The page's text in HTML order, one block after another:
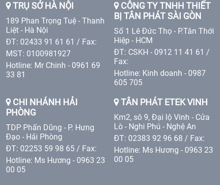
TRỤ SỞ HÀ NỘI
189 Phan Trọng Tuệ - Thanh
Liệt - Hà Nội
ĐT: 02433 91 61 61 / Fax:
MST: 0100981927
Hotline: Mr Chinh - 0961 69
33 81
CÔNG TY TNHH THIẾT
BỊ TÂN PHÁT SÀI GÒN
Số 1 Lê Đức Thọ - P.Tân Thới
Hiệp - HCM
ĐT: CSKH - 0912 11 41 61 /
Fax:
Hotline: Kinh doanh - 0987
605 705
CHI NHÁNH HẢI
PHÒNG
TDP Phấn Dũng - P. Hưng
Đạo - Hải Phòng
ĐT: 02253 59 98 65 / Fax:
Hotline: Ms Hương - 0963 23
00 05
TÂN PHÁT ETEK VINH
Km2, sô 9, Đại lộ Vinh - Cửa
Lò - Nghi Phú - Nghệ An
ĐT: 02383 92 96 68 / Fax:
Hotline: Ms Hương - 0963 23
00 05